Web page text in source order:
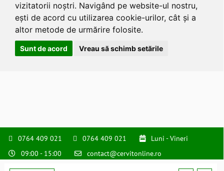
vizitatorii noștri. Navigând pe website-ul nostru,
ești de acord cu utilizarea cookie-urilor, cât și a
altor metode de urmărire folosite.
Sunt de acord Vreau să schimb setările
0764 409 021 0764 409 021
Luni - Vineri
09:00 - 15:00
contact@cervitonline.ro